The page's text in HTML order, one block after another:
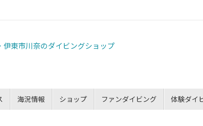
海況情報 ショップ ファンダイビング 体験ダイ